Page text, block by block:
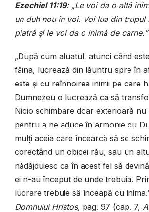
Ezechiel 11:19: „Le voi da o altă
un duh nou în voi. Voi lua din trupul
piatră şi le voi da o inimă de carne.”
„După cum aluatul, atunci când
făina, lucrează din lăuntru spre în
este și cu reînnoirea inimii pe care
Dumnezeu o lu­crează ca să
Nicio schimbare doar exterioară nu
pentru a ne aduce în armonie cu
mulți aceia care încearcă să se
corectând un obicei rău, sau un
nădăjduiesc ca în acest fel să
ei n-au început de unde trebuia.
lucrare trebuie să înceapă cu
Domnului Hristos, pag. 97 (cap. 7,